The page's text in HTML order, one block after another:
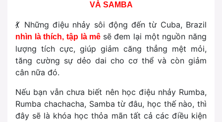
VÀ SAMBA
💃 Những điệu nhảy sôi động đến từ Cuba, Brazil
nhìn là thích, tập là mê sẽ đem lại một nguồn năng
lượng tích cực, giúp giảm căng thẳng mệt mỏi,
tăng cường sự dẻo dai cho cơ thể và còn giảm
cân nữa đó.
Nếu bạn vẫn chưa biết nên học điệu nhảy Rumba,
Rumba chachacha, Samba từ đâu, học thế nào, thì
đây sẽ là khóa học thỏa mãn tất cả các điều kiện